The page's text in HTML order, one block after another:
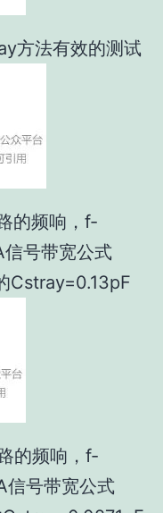
方法有效的测试
的频响，f-
号带宽公式
Cstray=0.13pF
的频响，f-
信号带宽公式